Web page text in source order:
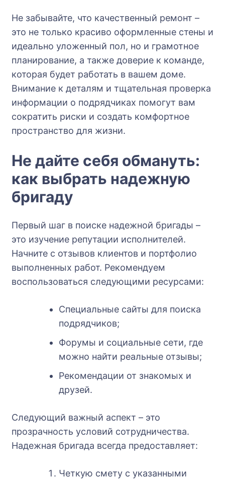
Не забывайте, что качественный ремонт –
это не только красиво оформленные стены и
идеально уложенный пол, но и грамотное
планирование, а также доверие к команде,
которая будет работать в вашем доме.
Внимание к деталям и тщательная проверка
информации о подрядчиках помогут вам
сократить риски и создать комфортное
пространство для жизни.
Не дайте себя обмануть:
как выбрать надежную
бригаду
Первый шаг в поиске надежной бригады –
это изучение репутации исполнителей.
Начните с отзывов клиентов и портфолио
выполненных работ. Рекомендуем
воспользоваться следующими ресурсами:
Специальные сайты для поиска
подрядчиков;
Форумы и социальные сети, где
можно найти реальные отзывы;
Рекомендации от знакомых и
друзей.
Следующий важный аспект – это
прозрачность условий сотрудничества.
Надежная бригада всегда предоставляет:
Четкую смету с указанными